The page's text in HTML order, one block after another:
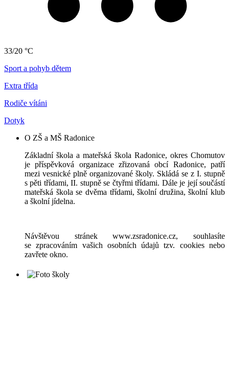
33/20 °C
Sport a pohyb dětem
Extra třída
Rodiče vítáni
Dotyk
O ZŠ a MŠ Radonice
Základní škola a mateřská škola Radonice, okres Chomutov
je příspěvková organizace zřizovaná obcí Radonice, patří
mezi vesnické plně organizované školy. Skládá se z I. stupně
s pěti třídami, II. stupně se čtyřmi třídami. Dále je její součástí
mateřská škola se dvěma třídami, školní družina, školní klub
a školní jídelna.
Návštěvou stránek www.zsradonice.cz, souhlasíte
se zpracováním vašich osobních údajů tzv. cookies nebo
zavřete okno.